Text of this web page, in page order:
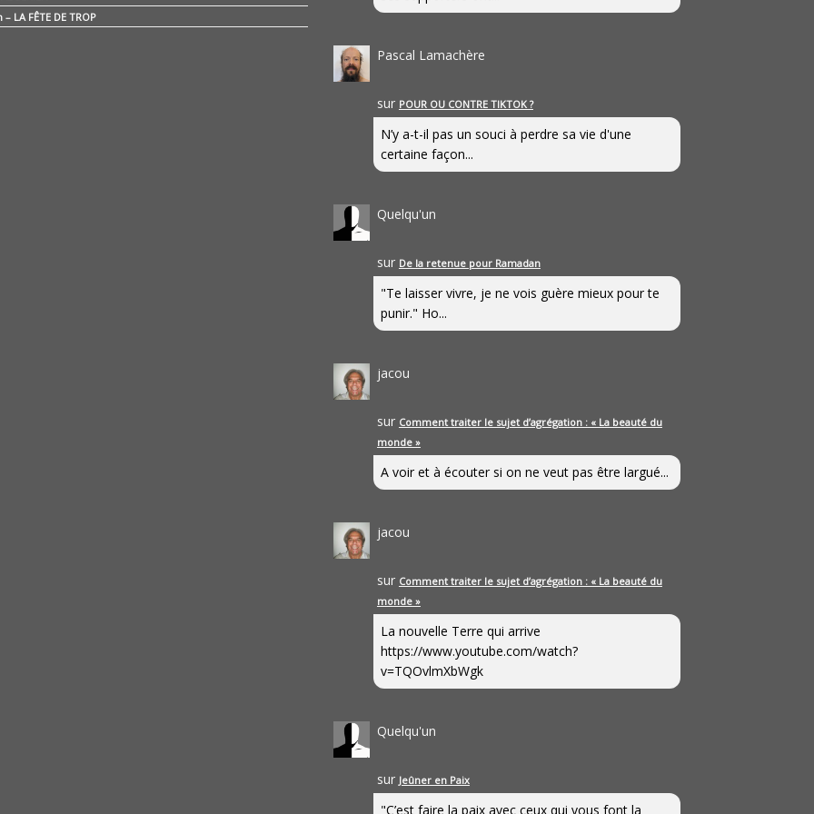
LA FÊTE DE TROP
Pascal Lamachère
sur POUR OU CONTRE TIKTOK ?
N’y a-t-il pas un souci à perdre sa vie d'une
certaine façon...
Quelqu'un
sur De la retenue pour Ramadan
"Te laisser vivre, je ne vois guère mieux pour te
punir." Ho...
jacou
sur Comment traiter le sujet d’agrégation : « La beauté du
monde »
A voir et à écouter si on ne veut pas être largué...
jacou
sur Comment traiter le sujet d’agrégation : « La beauté du
monde »
La nouvelle Terre qui arrive
https://www.youtube.com/watch?
v=TQOvlmXbWgk
Quelqu'un
sur Jeûner en Paix
"C’est faire la paix avec ceux qui vous font la